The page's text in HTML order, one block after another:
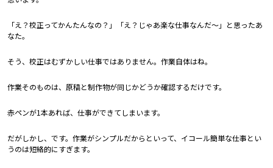
「え？校正ってかんたんなの？」「え？じゃあ楽な仕事なんだ～」と思ったあ
なた。
そう、校正はむずかしい仕事ではありません。作業自体はね。
作業そのものは、原稿と制作物が同じかどうか確認するだけです。
赤ペンが1本あれば、仕事ができてしまいます。
だがしかし、です。作業がシンプルだからといって、イコール簡単な仕事とい
うのは短絡的にすぎます。